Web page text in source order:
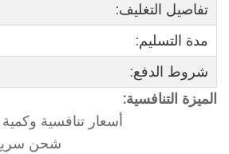
تفاصيل التغليف:
مدة التسليم:
شروط الدفع:
الميزة التنافسية:
أسعار تنافسية
شحن سريع